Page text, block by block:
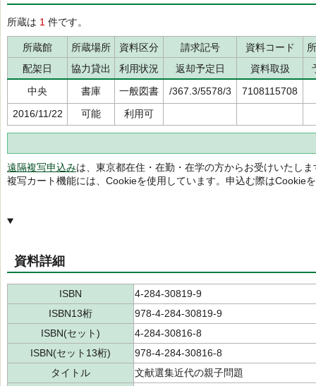
所蔵は 1 件です。
所蔵館 所蔵場所 資料区分 請求記号 資料コード
配架日
協力貸出 利用状況 返却予定日 資料取扱
中央
書庫 一般図書 /367.3/5578/3
7108115708
2016/11/22
可能 利用可
遠隔複写申込みは、東京都在住・在勤・在学の方からお受けいたしま
複写カート機能には、Cookieを使用しています。申込む際はCookie
資料詳細
ISBN
4-284-30819-9
ISBN13桁
978-4-284-30819-9
ISBN(セット)
4-284-30816-8
ISBN(セット13桁)
978-4-284-30816-8
タイトル
文献選集近代の親子問題